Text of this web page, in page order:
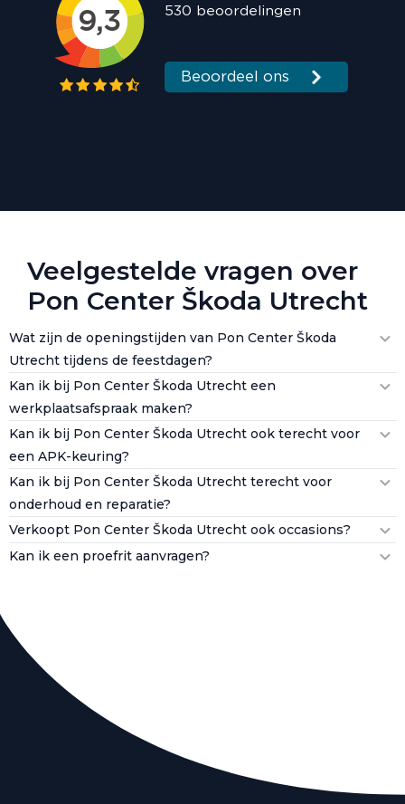
Veelgestelde vragen over
Pon Center Škoda Utrecht
Wat zijn de openingstijden van Pon Center Škoda
Utrecht tijdens de feestdagen?
Kan ik bij Pon Center Škoda Utrecht een
werkplaatsafspraak maken?
Kan ik bij Pon Center Škoda Utrecht ook terecht voor
een APK-keuring?
Kan ik bij Pon Center Škoda Utrecht terecht voor
onderhoud en reparatie?
Verkoopt Pon Center Škoda Utrecht ook occasions?
Kan ik een proefrit aanvragen?